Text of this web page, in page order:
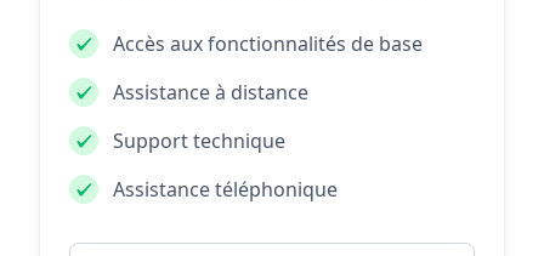
Accès aux fonctionnalités de base
Assistance à distance
Support technique
Assistance téléphonique